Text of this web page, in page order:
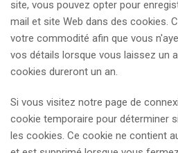
site, vous pouvez opter pour
mail et site Web dans des cookies.
votre commodité afin que vous
vos détails lorsque vous laissez un
cookies dureront un an.
Si vous visitez notre page de
cookie temporaire pour déterminer
les cookies. Ce cookie ne contient